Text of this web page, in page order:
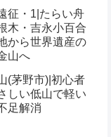
征・1|たらい舟
木・吉永小百合
から世界遺産の
山へ
(茅野市)|初心者
しい低山で軽い
足解消